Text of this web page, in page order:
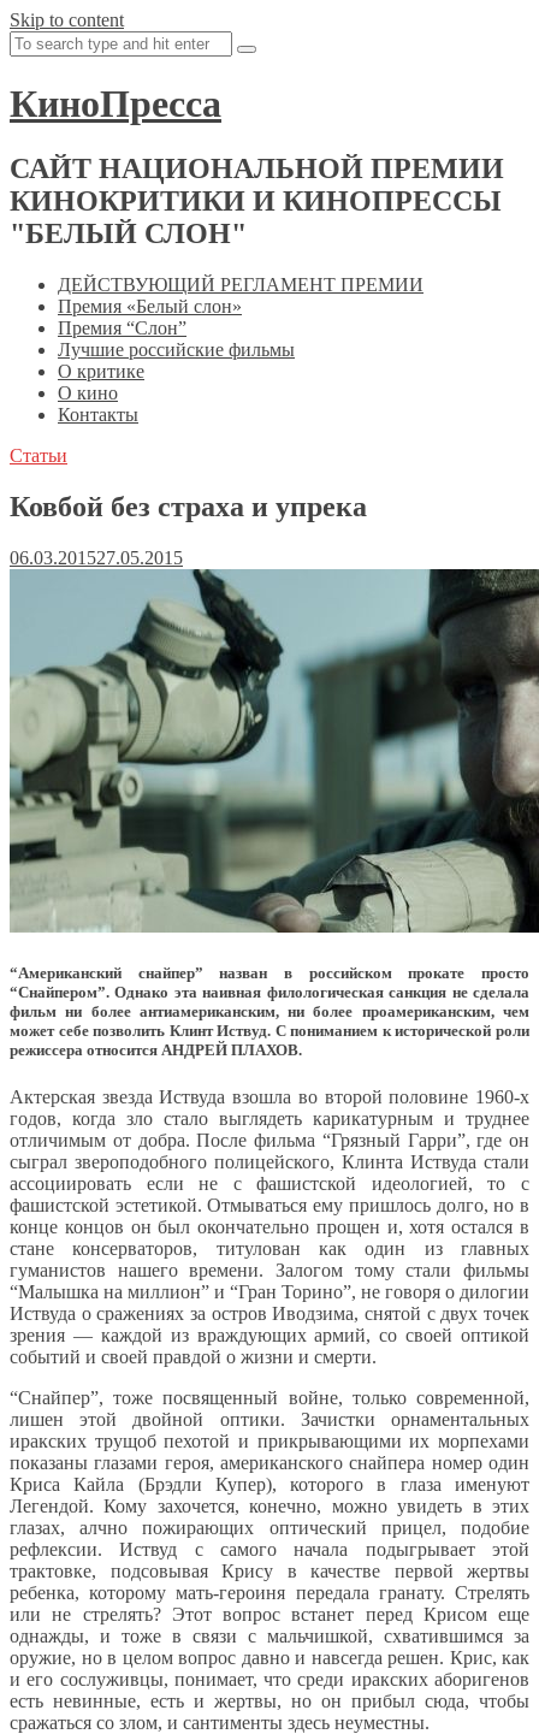
Skip to content
КиноПресса
САЙТ НАЦИОНАЛЬНОЙ ПРЕМИИ
КИНОКРИТИКИ И КИНОПРЕССЫ
"БЕЛЫЙ СЛОН"
ДЕЙСТВУЮЩИЙ РЕГЛАМЕНТ ПРЕМИИ
Премия «Белый слон»
Премия “Слон”
Лучшие российские фильмы
О критике
О кино
Контакты
Статьи
Ковбой без страха и упрека
06.03.201527.05.2015
“Американский снайпер” назван в российском прокате просто
“Снайпером”. Однако эта наивная филологическая санкция не сделала
фильм ни более антиамериканским, ни более проамериканским, чем
может себе позволить Клинт Иствуд. С пониманием к исторической роли
режиссера относится АНДРЕЙ ПЛАХОВ.
Актерская звезда Иствуда взошла во второй половине 1960-х
годов, когда зло стало выглядеть карикатурным и труднее
отличимым от добра. После фильма “Грязный Гарри”, где он
сыграл звероподобного полицейского, Клинта Иствуда стали
ассоциировать если не с фашистской идеологией, то с
фашистской эстетикой. Отмываться ему пришлось долго, но в
конце концов он был окончательно прощен и, хотя остался в
стане консерваторов, титулован как один из главных
гуманистов нашего времени. Залогом тому стали фильмы
“Малышка на миллион” и “Гран Торино”, не говоря о дилогии
Иствуда о сражениях за остров Иводзима, снятой с двух точек
зрения — каждой из враждующих армий, со своей оптикой
событий и своей правдой о жизни и смерти.
“Снайпер”, тоже посвященный войне, только современной,
лишен этой двойной оптики. Зачистки орнаментальных
иракских трущоб пехотой и прикрывающими их морпехами
показаны глазами героя, американского снайпера номер один
Криса Кайла (Брэдли Купер), которого в глаза именуют
Легендой. Кому захочется, конечно, можно увидеть в этих
глазах, алчно пожирающих оптический прицел, подобие
рефлексии. Иствуд с самого начала подыгрывает этой
трактовке, подсовывая Крису в качестве первой жертвы
ребенка, которому мать-героиня передала гранату. Стрелять
или не стрелять? Этот вопрос встанет перед Крисом еще
однажды, и тоже в связи с мальчишкой, схватившимся за
оружие, но в целом вопрос давно и навсегда решен. Крис, как
и его сослуживцы, понимает, что среди иракских аборигенов
есть невинные, есть и жертвы, но он прибыл сюда, чтобы
сражаться со злом, и сантименты здесь неуместны.